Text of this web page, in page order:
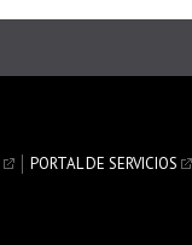
PORTAL DE SERVICIOS